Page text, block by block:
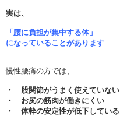
実は、
「腰に負担が集中する体」
になっていることがあります
慢性腰痛の方では、
・ 股関節がうまく使えていない
・ お尻の筋肉が働きにくい
・ 体幹の安定性が低下している